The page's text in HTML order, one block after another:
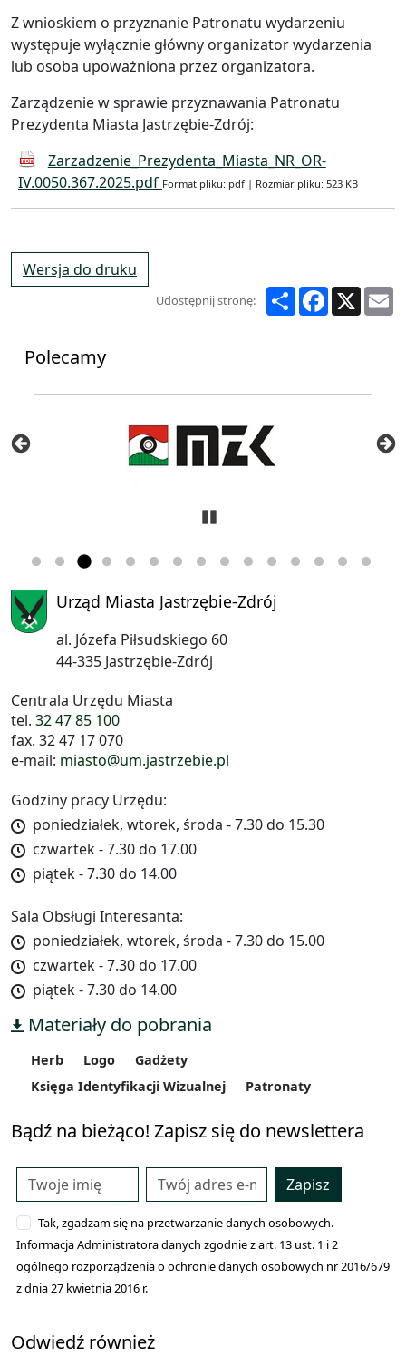
Z wnioskiem o przyznanie Patronatu wydarzeniu
występuje wyłącznie główny organizator wydarzenia
lub osoba upoważniona przez organizatora.
Zarządzenie w sprawie przyznawania Patronatu
Prezydenta Miasta Jastrzębie-Zdrój:
Zarzadzenie_Prezydenta_Miasta_NR_OR-
IV.0050.367.2025.pdf Format pliku: pdf | Rozmiar pliku: 523 KB
Wersja do druku
Udostępnij stronę: ShareFacebook
X
Polecamy
Zatrzymaj
Urząd Miasta Jastrzębie-Zdrój
al. Józefa Piłsudskiego 60
44-335 Jastrzębie-Zdrój
Centrala Urzędu Miasta
tel. 32 47 85 100
fax. 32 47 17 070
e-mail: miasto@um.jastrzebie.pl
Godziny pracy Urzędu:
poniedziałek, wtorek, środa - 7.30 do 15.30
czwartek - 7.30 do 17.00
piątek - 7.30 do 14.00
Sala Obsługi Interesanta:
poniedziałek, wtorek, środa - 7.30 do 15.00
czwartek - 7.30 do 17.00
piątek - 7.30 do 14.00
Materiały do pobrania
Herb Logo
Gadżety
Księga Identyfikacji Wizualnej
Patronaty
Bądź na bieżąco! Zapisz się do newslettera
Zapisz
Tak, zgadzam się na przetwarzanie danych osobowych.
Informacja Administratora danych zgodnie z art. 13 ust. 1 i 2
ogólnego rozporządzenia o ochronie danych osobowych nr 2016/679
z dnia 27 kwietnia 2016 r.
Odwiedź również